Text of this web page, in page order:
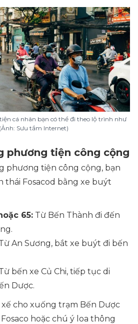
cá nhân bạn có thể đi theo lộ trình như
Sưu tầm Internet)
phương tiện công cộng
phương tiện công cộng, bạn
thái Fosacod bằng xe buýt
65: Từ Bến Thành đi đến
An Sương, bắt xe buýt đi bến
bến xe Củ Chi, tiếp tục di
Dược.
xế cho xuống trạm Bến Dược
hoặc chú ý loa thông